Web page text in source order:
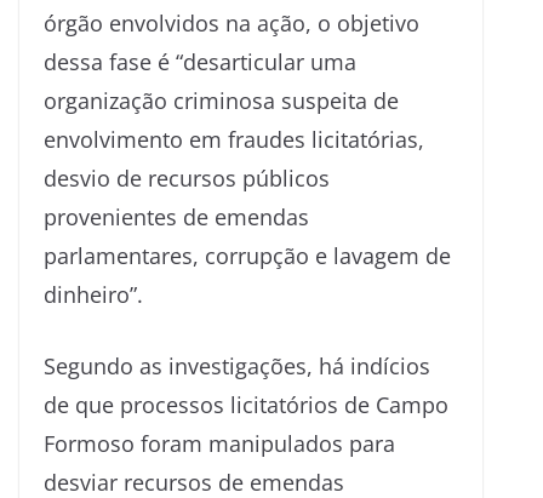
órgão envolvidos na ação, o objetivo
dessa fase é “desarticular uma
organização criminosa suspeita de
envolvimento em fraudes licitatórias,
desvio de recursos públicos
provenientes de emendas
parlamentares, corrupção e lavagem de
dinheiro”.
Segundo as investigações, há indícios
de que processos licitatórios de Campo
Formoso foram manipulados para
desviar recursos de emendas